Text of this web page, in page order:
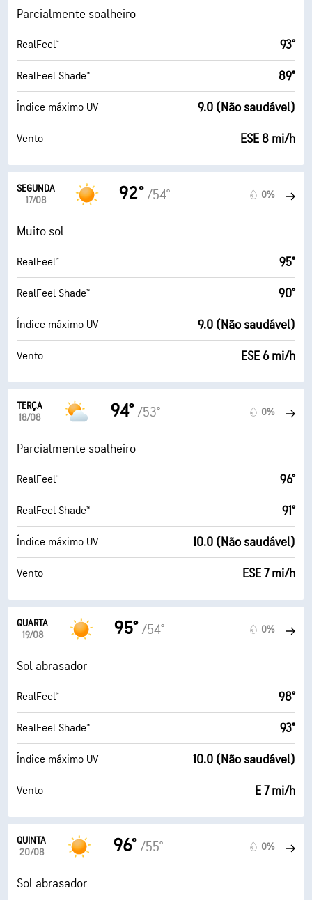
Parcialmente soalheiro
RealFeel® 93°
RealFeel Shade™ 89°
Índice máximo UV 9.0 (Não saudável)
Vento ESE 8 mi/h
SEGUNDA
17/08
92° /54° 0%
Muito sol
RealFeel® 95°
RealFeel Shade™ 90°
Índice máximo UV 9.0 (Não saudável)
Vento ESE 6 mi/h
TERÇA
18/08
94° /53° 0%
Parcialmente soalheiro
RealFeel® 96°
RealFeel Shade™ 91°
Índice máximo UV 10.0 (Não saudável)
Vento ESE 7 mi/h
QUARTA
19/08
95° /54° 0%
Sol abrasador
RealFeel® 98°
RealFeel Shade™ 93°
Índice máximo UV 10.0 (Não saudável)
Vento E 7 mi/h
QUINTA
20/08
96° /55° 0%
Sol abrasador